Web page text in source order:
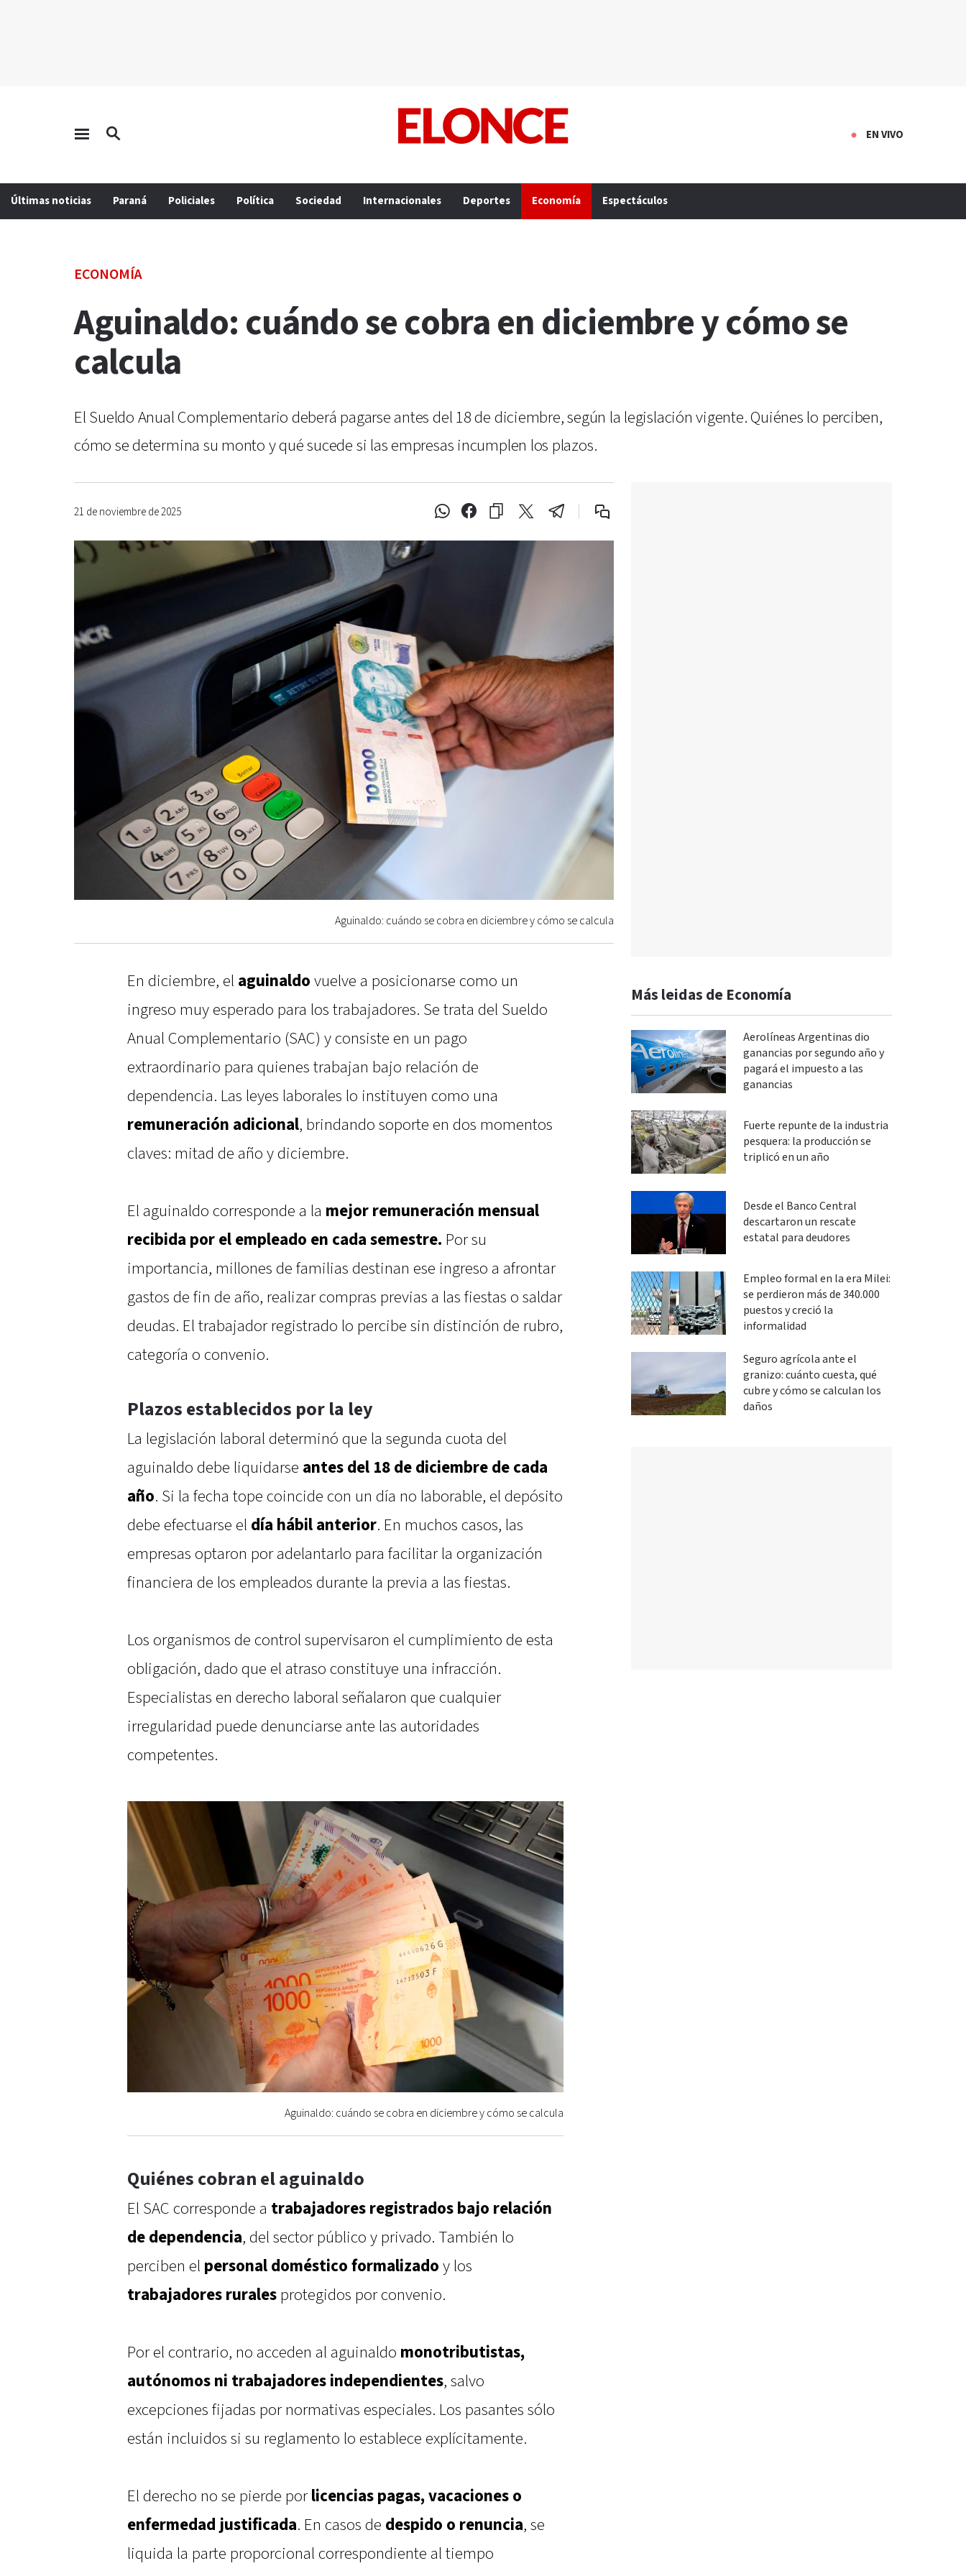
EN VIVO
Últimas noticias Paraná Policiales Política Sociedad Internacionales Deportes Economía Espectáculos
ECONOMÍA
Aguinaldo: cuándo se cobra en diciembre y cómo se
calcula
El Sueldo Anual Complementario deberá pagarse antes del 18 de diciembre, según la legislación vigente. Quiénes lo perciben,
cómo se determina su monto y qué sucede si las empresas incumplen los plazos.
21 de noviembre de 2025
Aguinaldo: cuándo se cobra en diciembre y cómo se calcula
En diciembre, el aguinaldo vuelve a posicionarse como un
ingreso muy esperado para los trabajadores. Se trata del Sueldo
Anual Complementario (SAC) y consiste en un pago
extraordinario para quienes trabajan bajo relación de
dependencia. Las leyes laborales lo instituyen como una
remuneración adicional, brindando soporte en dos momentos
claves: mitad de año y diciembre.
El aguinaldo corresponde a la mejor remuneración mensual
recibida por el empleado en cada semestre. Por su
importancia, millones de familias destinan ese ingreso a afrontar
gastos de fin de año, realizar compras previas a las fiestas o saldar
deudas. El trabajador registrado lo percibe sin distinción de rubro,
categoría o convenio.
Plazos establecidos por la ley
La legislación laboral determinó que la segunda cuota del
aguinaldo debe liquidarse antes del 18 de diciembre de cada
año. Si la fecha tope coincide con un día no laborable, el depósito
debe efectuarse el día hábil anterior. En muchos casos, las
empresas optaron por adelantarlo para facilitar la organización
financiera de los empleados durante la previa a las fiestas.
Los organismos de control supervisaron el cumplimiento de esta
obligación, dado que el atraso constituye una infracción.
Especialistas en derecho laboral señalaron que cualquier
irregularidad puede denunciarse ante las autoridades
competentes.
Aguinaldo: cuándo se cobra en diciembre y cómo se calcula
Quiénes cobran el aguinaldo
El SAC corresponde a trabajadores registrados bajo relación
de dependencia, del sector público y privado. También lo
perciben el personal doméstico formalizado y los
trabajadores rurales protegidos por convenio.
Por el contrario, no acceden al aguinaldo monotributistas,
autónomos ni trabajadores independientes, salvo
excepciones fijadas por normativas especiales. Los pasantes sólo
están incluidos si su reglamento lo establece explícitamente.
El derecho no se pierde porlicencias pagas, vacaciones o
enfermedad justificada. En casos de despido o renuncia, se
liquida la parte proporcional correspondiente al tiempo
Más leidas de Economía
Aerolíneas Argentinas dio
ganancias por segundo año y
pagará el impuesto a las
ganancias
Fuerte repunte de la industria
pesquera: la producción se
triplicó en un año
Desde el Banco Central
descartaron un rescate
estatal para deudores
Empleo formal en la era Milei:
se perdieron más de 340.000
puestos y creció la
informalidad
Seguro agrícola ante el
granizo: cuánto cuesta, qué
cubre y cómo se calculan los
daños